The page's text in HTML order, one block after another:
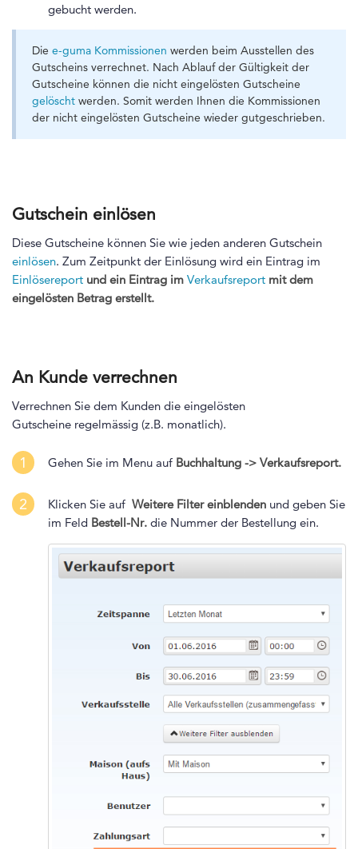
gebucht werden.
Die e-guma Kommissionen werden beim Ausstellen des
Gutscheins verrechnet. Nach Ablauf der Gültigkeit der
Gutscheine können die nicht eingelösten Gutscheine
gelöscht werden. Somit werden Ihnen die Kommissionen
der nicht eingelösten Gutscheine wieder gutgeschrieben.
Gutschein einlösen
Diese Gutscheine können Sie wie jeden anderen Gutschein
einlösen. Zum Zeitpunkt der Einlösung wird ein Eintrag im
Einlösereport und ein Eintrag im Verkaufsreport mit dem
eingelösten Betrag erstellt.
An Kunde verrechnen
Verrechnen Sie dem Kunden die eingelösten
Gutscheine regelmässig (z.B. monatlich).
1 Gehen Sie im Menu auf Buchhaltung -> Verkaufsreport.
2 Klicken Sie auf Weitere Filter einblenden und geben Sie
im Feld Bestell-Nr. die Nummer der Bestellung ein.